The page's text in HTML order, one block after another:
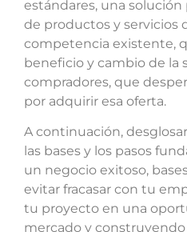
estándares, una solución
de productos y servicios
competencia existente,
beneficio y cambio de la
compradores, que
por adquirir esa oferta.
A continuación,
las bases y los pasos
un negocio exitoso,
evitar fracasar con tu
tu proyecto en una
mercado y